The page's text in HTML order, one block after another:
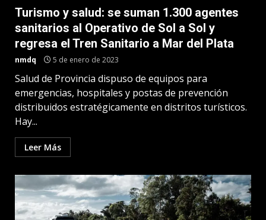
Turismo y salud: se suman 1.300 agentes
sanitarios al Operativo de Sol a Sol y
regresa el Tren Sanitario a Mar del Plata
nmdq 5 de enero de 2023
Salud de Provincia dispuso de equipos para
emergencias, hospitales y postas de prevención
distribuidos estratégicamente en distritos turísticos.
Hay...
Leer Más